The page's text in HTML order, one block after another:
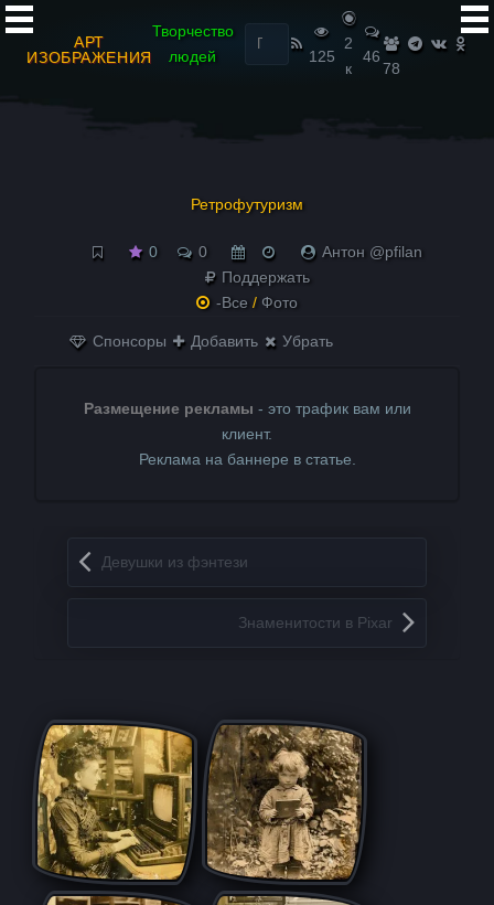
АРТ
ИЗОБРАЖЕНИЯ
Творчество
людей
Найти:
125
2
к
46
78
Ретрофутуризм
0 0
Антон @pfilan
Поддержать
-Все / Фото
Спонсоры Добавить Убрать
Размещение рекламы - это трафик вам или
клиент.
Реклама на баннере в статье.
Запись навигация
Девушки из фэнтези
Знаменитости в Pixar